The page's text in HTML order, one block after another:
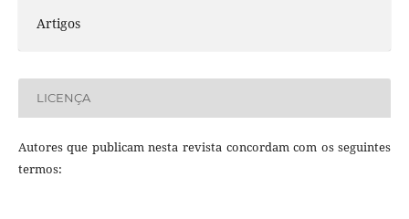
Artigos
LICENÇA
Autores que publicam nesta revista concordam com os seguintes
termos: